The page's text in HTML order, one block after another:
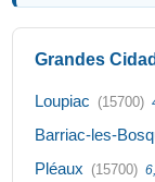
Grandes
Loupiac (15700)
Barriac-les-
Pléaux (15700)